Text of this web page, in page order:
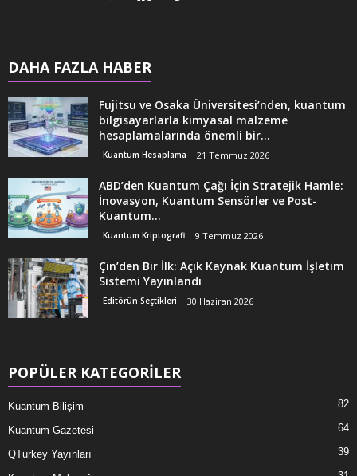
DAHA FAZLA HABER
Fujitsu ve Osaka Üniversitesi’nden, kuantum
bilgisayarlarla kimyasal malzeme
hesaplamalarında önemli bir...
Kuantum Hesaplama 21 Temmuz 2026
ABD’den Kuantum Çağı İçin Stratejik Hamle:
İnovasyon, Kuantum Sensörler ve Post-
Kuantum...
Kuantum Kriptografi 9 Temmuz 2026
Çin’den Bir İlk: Açık Kaynak Kuantum İşletim
Sistemi Yayınlandı
Editörün Seçtikleri 30 Haziran 2026
POPÜLER KATEGORİLER
Kuantum Bilişim 82
Kuantum Gazetesi 64
QTurkey Yayınları 39